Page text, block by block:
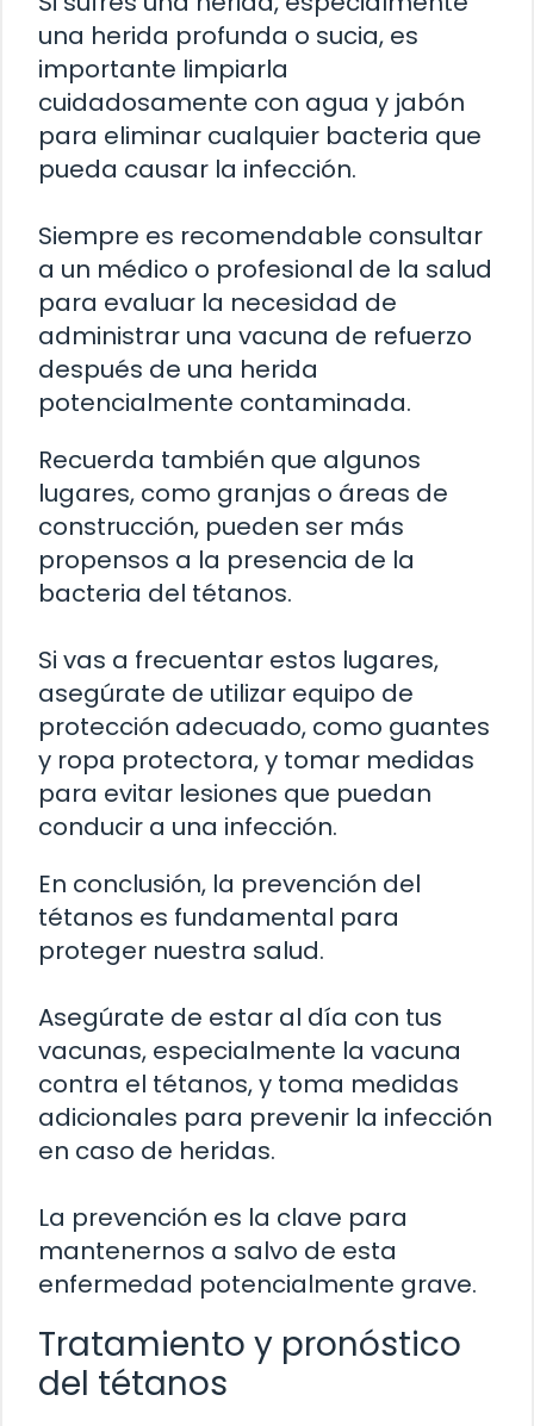
una herida profunda o sucia, es
importante limpiarla
cuidadosamente con agua y jabón
para eliminar cualquier bacteria que
pueda causar la infección.
Siempre es recomendable consultar
a un médico o profesional de la salud
para evaluar la necesidad de
administrar una vacuna de refuerzo
después de una herida
potencialmente contaminada.
Recuerda también que algunos
lugares, como granjas o áreas de
construcción, pueden ser más
propensos a la presencia de la
bacteria del tétanos.
Si vas a frecuentar estos lugares,
asegúrate de utilizar equipo de
protección adecuado, como guantes
y ropa protectora, y tomar medidas
para evitar lesiones que puedan
conducir a una infección.
En conclusión, la prevención del
tétanos es fundamental para
proteger nuestra salud.
Asegúrate de estar al día con tus
vacunas, especialmente la vacuna
contra el tétanos, y toma medidas
adicionales para prevenir la infección
en caso de heridas.
La prevención es la clave para
mantenernos a salvo de esta
enfermedad potencialmente grave.
Tratamiento y pronóstico
del tétanos